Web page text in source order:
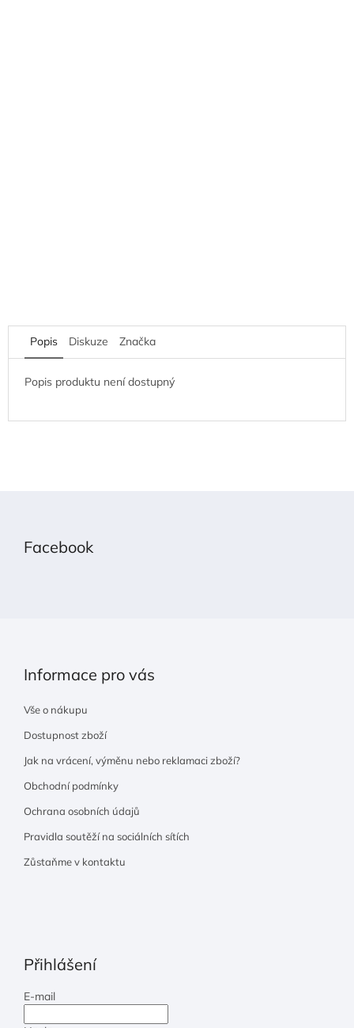
Popis Diskuze Značka
Popis produktu není dostupný
Facebook
Informace pro vás
Vše o nákupu
Dostupnost zboží
Jak na vrácení, výměnu nebo reklamaci zboží?
Obchodní podmínky
Ochrana osobních údajů
Pravidla soutěží na sociálních sítích
Zůstaňme v kontaktu
Přihlášení
E-mail